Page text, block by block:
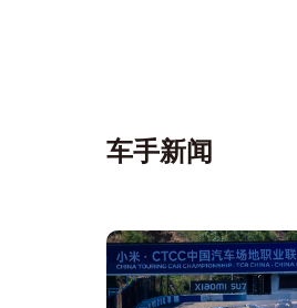
车手新闻